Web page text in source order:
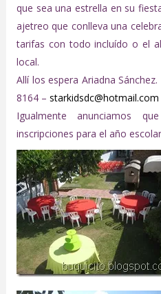
que sea una estrella en su
ajetreo que conlleva una
tarifas con todo incluído o el
local.
Allí los espera Ariadna
8164 – starkidsdc@hotmail.com
Igualmente anunciamos
inscripciones para el año